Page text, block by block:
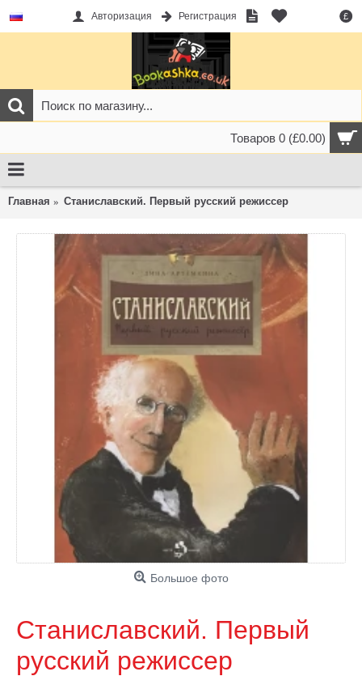
£
Авторизация Регистрация
Товаров 0 (£0.00)
Главная Станиславский. Первый русский режиссер
Большое фото
Станиславский. Первый
русский режиссер